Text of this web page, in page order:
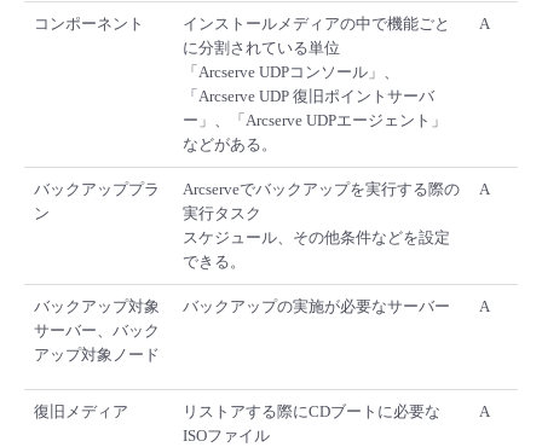
コンポーネント
インストールメディアの中で機能ごと
に分割されている単位
「Arcserve UDPコンソール」、
「Arcserve UDP 復旧ポイントサーバ
ー」、「Arcserve UDPエージェント」
などがある。
A
バックアッププラ
ン
Arcserveでバックアップを実行する際の
実行タスク
スケジュール、その他条件などを設定
できる。
A
バックアップ対象
サーバー、バック
アップ対象ノード
バックアップの実施が必要なサーバー A
復旧メディア
リストアする際にCDブートに必要な
ISOファイル
A